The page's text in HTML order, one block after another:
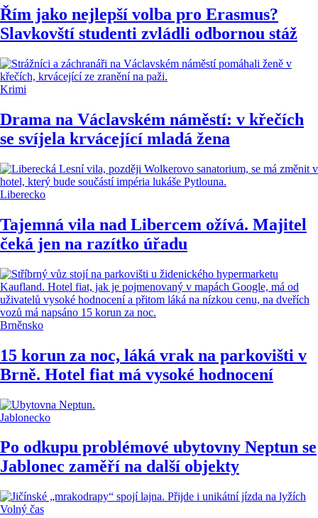
Řím jako nejlepší volba pro Erasmus?
Slavkovští studenti zvládli odbornou stáž
Krimi
Drama na Václavském náměstí: v křečích
se svíjela krvácející mladá žena
Liberecko
Tajemná vila nad Libercem ožívá. Majitel
čeká jen na razítko úřadu
Brněnsko
15 korun za noc, láká vrak na parkovišti v
Brně. Hotel fiat má vysoké hodnocení
Jablonecko
Po odkupu problémové ubytovny Neptun se
Jablonec zaměří na další objekty
Volný čas